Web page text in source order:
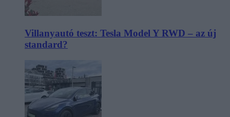
Villanyautó teszt: Tesla Model Y RWD – az új
standard?